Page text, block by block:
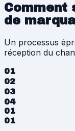
Comment
de
Un processus
réception du
01
02
03
04
01
01